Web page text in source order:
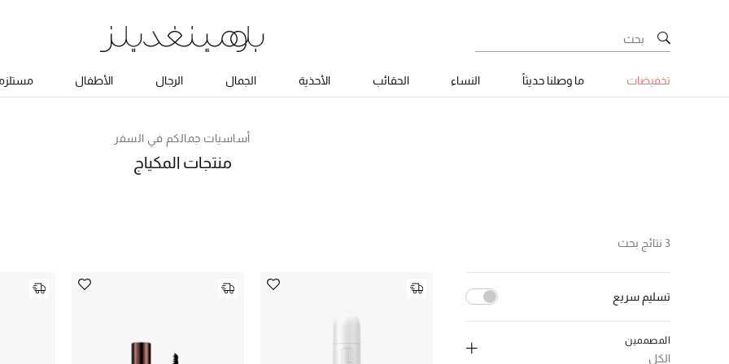
تخفيضات ما وصلنا حديثاً النساء الحقائب الأحذية الجمال الرجال الأطفال
أساسيات جمالكم في السفر
منتجات المكياج
3 نتائج بحث
تسليم سريع
المصممين
الكل